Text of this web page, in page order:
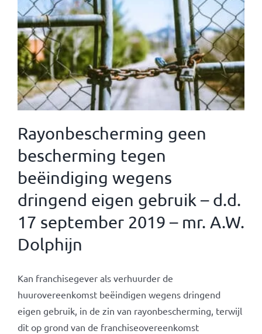
Rayonbescherming geen
bescherming tegen
beëindiging wegens
dringend eigen gebruik – d.d.
17 september 2019 – mr. A.W.
Dolphijn
Kan franchisegever als verhuurder de
huurovereenkomst beëindigen wegens dringend
eigen gebruik, in de zin van rayonbescherming, terwijl
dit op grond van de franchiseovereenkomst